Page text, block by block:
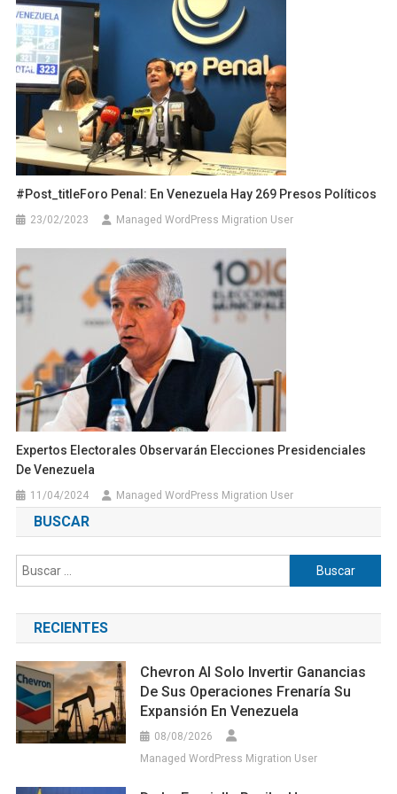
#post_titleForo Penal: En Venezuela Hay 269 Presos Políticos
23/02/2023 Managed WordPress Migration User
Expertos Electorales Observarán Elecciones Presidenciales
De Venezuela
11/04/2024 Managed WordPress Migration User
BUSCAR
Buscar:
RECIENTES
Chevron Al Solo Invertir Ganancias
De Sus Operaciones Frenaría Su
Expansión En Venezuela
08/08/2026
Managed WordPress Migration User